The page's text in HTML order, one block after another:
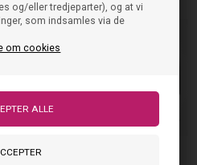
og/eller tredjeparter), og at vi
som indsamles via de
om cookies
Calvin Klein